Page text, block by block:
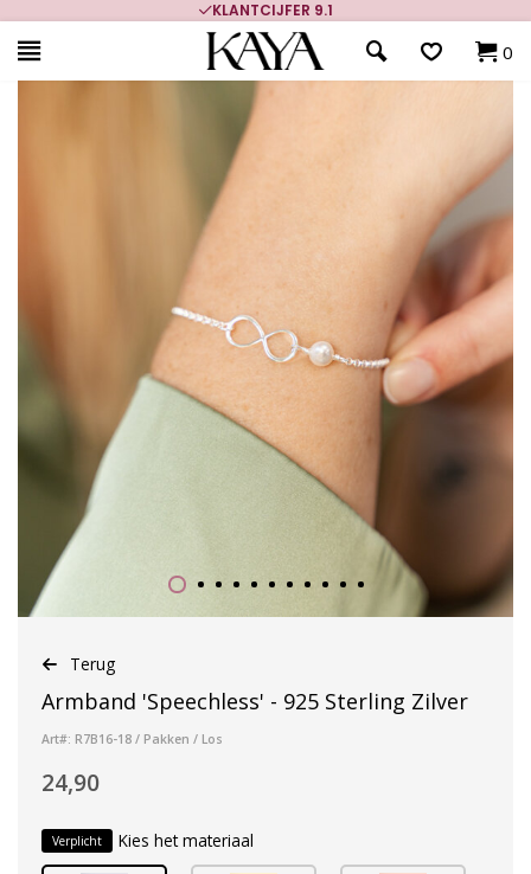
KLANTCIJFER 9.1
0
Terug
Armband 'Speechless' - 925 Sterling Zilver
Art#: R7B16-18 / Pakken / Los
24,90
Verplicht Kies het materiaal